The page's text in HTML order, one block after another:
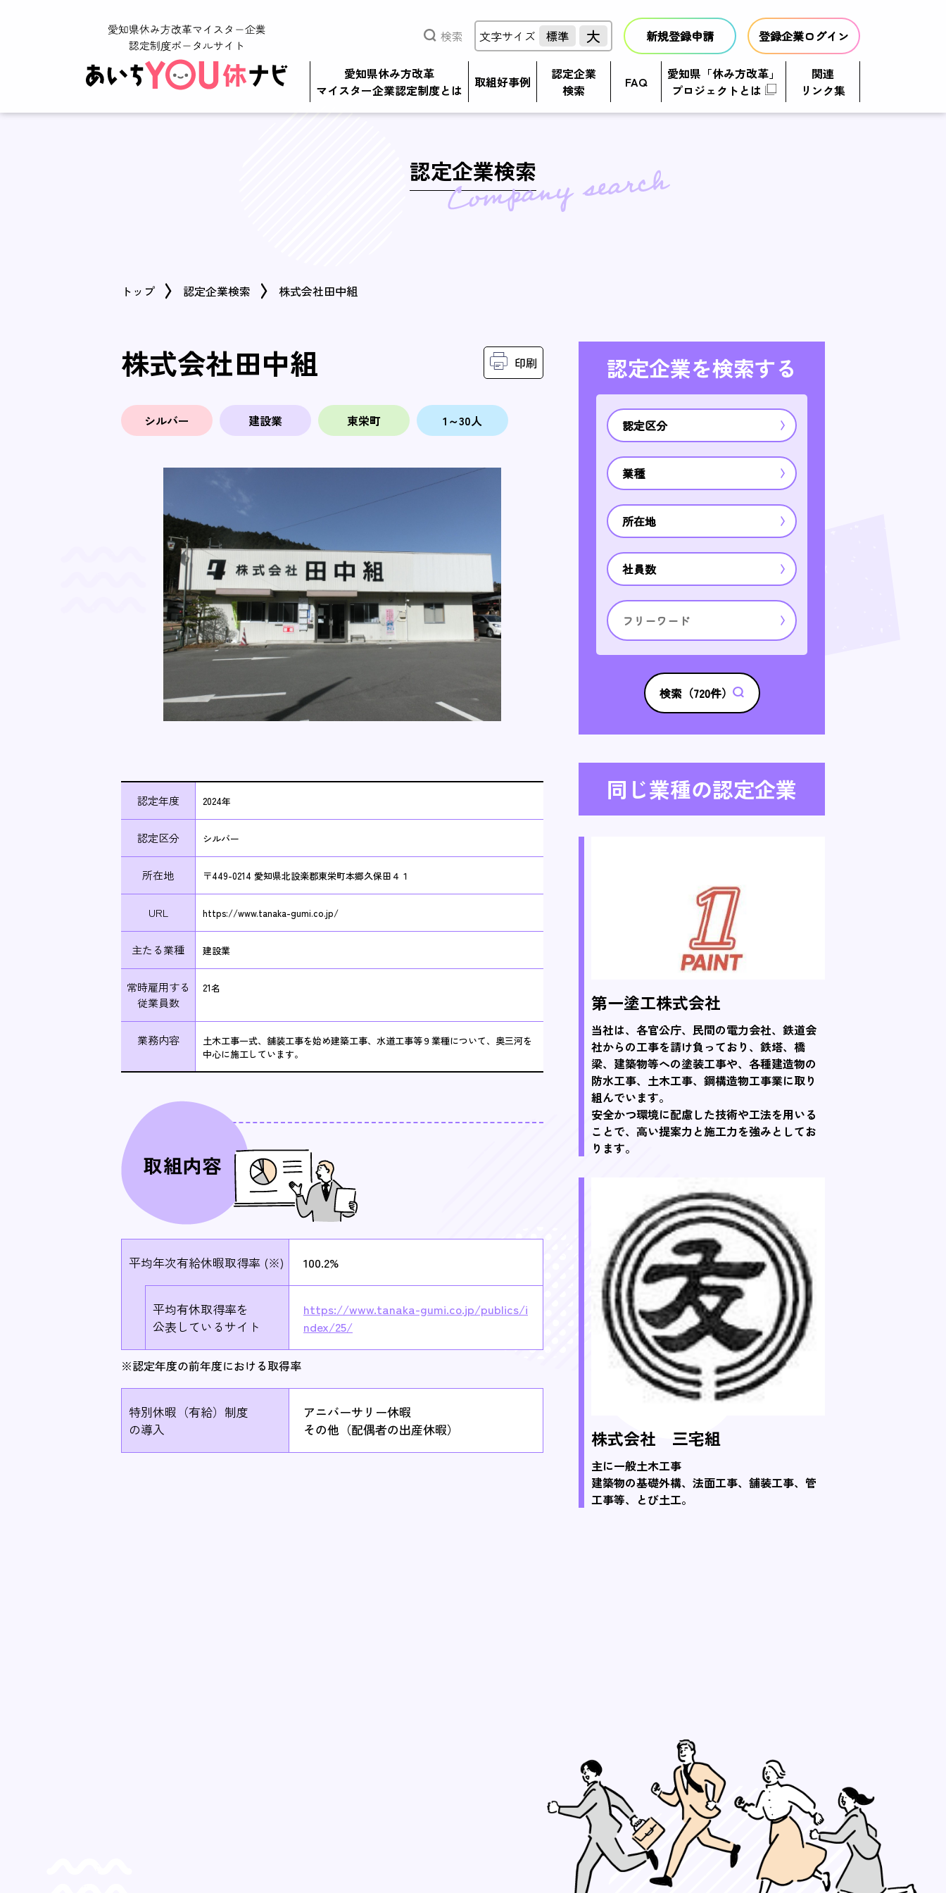
検索 文字サイズ 標準 大 新規登録申請 登録企業ログイン
愛知県休み方改革
マイスター企業認定制度とは
取組好事例
認定企業
検索
FAQ
愛知県「休み方改革」
プロジェクトとは
関連
リンク集
認定企業検索
トップ 認定企業検索 株式会社田中組
株式会社田中組 印刷
シルバー 建設業 東栄町 1～30人
認定年度 2024年
認定区分 シルバー
所在地 〒449-0214 愛知県北設楽郡東栄町本郷久保田４１
URL https://www.tanaka-gumi.co.jp/
主たる業種 建設業
常時雇用する
従業員数
21名
業務内容
土木工事一式、舗装工事を始め建築工事、水道工事等９業種について、奥三河を
中心に施工しています。
平均年次有給休暇取得率 (※) 100.2%
平均有休取得率を
公表しているサイト
https://www.tanaka-gumi.co.jp/publics/i
ndex/25/
※認定年度の前年度における取得率
特別休暇（有給）制度
の導入
アニバーサリー休暇
その他（配偶者の出産休暇）
認定企業を検索する
認定区分
業種
所在地
社員数
検索（720件）
同じ業種の認定企業
第一塗工株式会社
当社は、各官公庁、民間の電力会社、鉄道会
社からの工事を請け負っており、鉄塔、橋
梁、建築物等への塗装工事や、各種建造物の
防水工事、土木工事、鋼構造物工事業に取り
組んでいます。
安全かつ環境に配慮した技術や工法を用いる
ことで、高い提案力と施工力を強みとしてお
ります。
株式会社 三宅組
主に一般土木工事
建築物の基礎外構、法面工事、舗装工事、管
工事等、とび土工。